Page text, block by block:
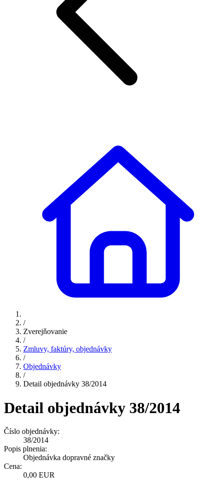
/
Zverejňovanie
/
Zmluvy, faktúry, objednávky
/
Objednávky
/
Detail objednávky 38/2014
Detail objednávky 38/2014
Číslo objednávky:
38/2014
Popis plnenia:
Objednávka dopravné značky
Cena:
0,00 EUR